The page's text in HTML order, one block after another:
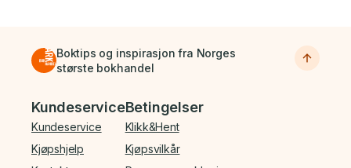
Boktips og inspirasjon fra Norges
største bokhandel
Bunnmeny
Kundeservice
Kundeservice
Kjøpshjelp
Betingelser
Klikk&Hent
Kjøpsvilkår